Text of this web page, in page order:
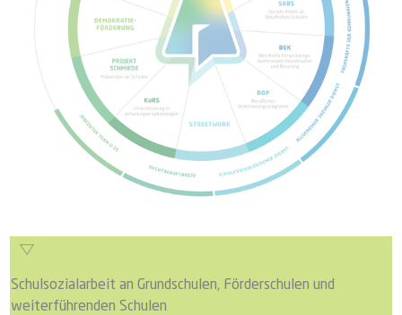
Schulsozialarbeit an Grundschulen, Förderschulen und
weiterführenden Schulen